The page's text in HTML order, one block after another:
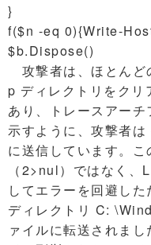
}
f($n -eq 0){Write-
$b.Dispose()
攻撃者は、ほとん
p ディレクトリをクリ
あり、トレースアー
示すように、攻撃者
に送信しています。
（2>nul）ではなく
してエラーを回避し
ディレクトリ C:
ァイルに転送されま